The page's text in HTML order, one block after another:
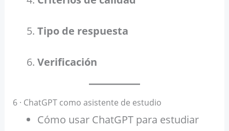
Tipo de respuesta
Verificación
6 · ChatGPT como asistente de estudio
Cómo usar ChatGPT para estudiar